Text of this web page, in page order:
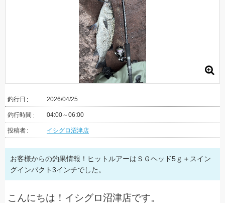
釣行日 2026/04/25
釣行時間 04:00～06:00
投稿者 イシグロ沼津店
お客様からの釣果情報！ヒットルアーはＳＧヘッド5ｇ＋スイン
グインパクト3インチでした。
こんにちは！イシグロ沼津店です。